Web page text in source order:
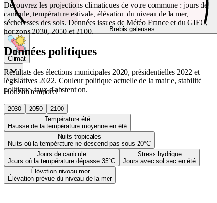
Brebis galeuses
Climat
Horizon temporel
2030 2050
2100
Température été
Hausse de la température moyenne en été
Nuits tropicales
Nuits où la température ne descend pas sous 20°C
Jours de canicule
Jours où la température dépasse 35°C
Stress hydrique
Jours avec sol sec en été
Élévation niveau mer
Élévation prévue du niveau de la mer
Découvrez les projections climatiques de votre commune : jours de
canicule, température estivale, élévation du niveau de la mer,
sécheresses des sols. Données issues de Météo France et du GIEC,
horizons 2030, 2050 et 2100.
Données politiques
Résultats des élections municipales 2020, présidentielles 2022 et
législatives 2022. Couleur politique actuelle de la mairie, stabilité
politique, taux d'abstention.